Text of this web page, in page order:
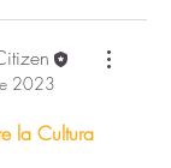
2023
la Cultura